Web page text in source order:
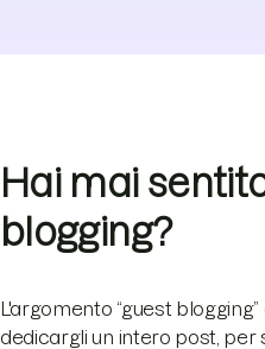
Hai mai
blogging?
L'argomento “guest
dedicargli un intero post, per